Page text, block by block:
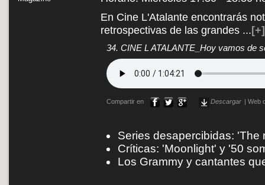
En Cine L'Atalante encontrarás
retrospectivas de las grandes ...[+]
34. CINE L ATALANTE_Hoy vamos de
Compartir en Descargar Web
Series desapercibidas:
Críticas: 'Moonlight' y '50
Los Grammy y cantantes